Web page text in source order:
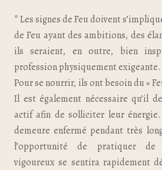
* Les signes de Feu doivent
de Feu ayant des ambitions, des
ils seraient, en outre, bien
profession physiquement exigeante.
Pour se nourrir, ils ont besoin du «
Il est également nécessaire qu’il
actif afin de solliciter leur
demeure enfermé pendant très
l’opportunité de pratiquer de
vigoureux se sentira rapidement